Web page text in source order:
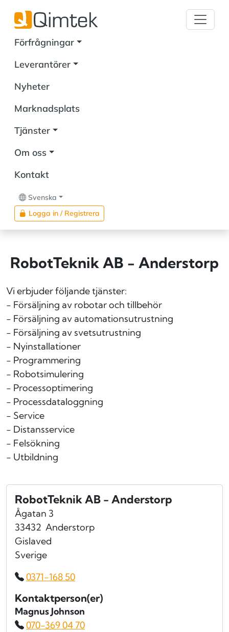
Förfrågningar
Leverantörer
Nyheter
Marknadsplats
Tjänster
Om oss
Kontakt
Svenska
Logga in / Registrera
RobotTeknik AB - Anderstorp
Vi erbjuder följande tjänster:
- Försäljning av robotar och tillbehör
- Försäljning av automationsutrustning
- Försäljning av svetsutrustning
- Nyinstallationer
- Programmering
- Robotsimulering
- Processoptimering
- Processdataloggning
- Service
- Distansservice
- Felsökning
- Utbildning
RobotTeknik AB - Anderstorp
Ågatan 3
33432 Anderstorp
Gislaved
Sverige
0371-168 50
Kontaktperson(er)
Magnus Johnson
070-369 04 70